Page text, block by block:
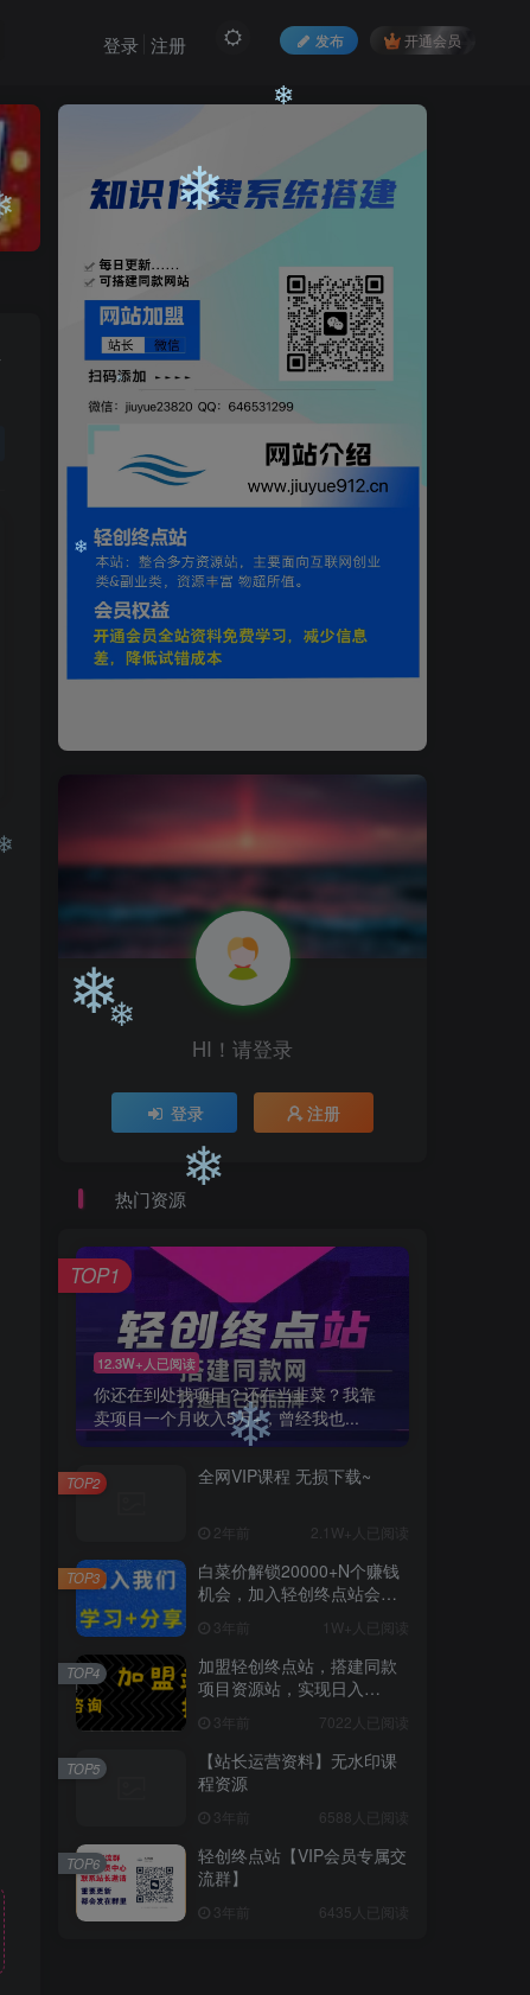
发布 开通会员
登录 注册
HI！请登录
登录 注册
热门资源
12.3W+人已阅读
你还在到处找项目？还在当韭菜？我靠
卖项目一个月收入5万+，曾经我也...
TOP1
全网VIP课程 无损下载~
2年前 2.1W+人已阅读
TOP2
白菜价解锁20000+N个赚钱
机会，加入轻创终点站会
3年前 1W+人已阅读
TOP3
加盟轻创终点站，搭建同款
项目资源站，实现日入
3年前 7022人已阅读
TOP4
【站长运营资料】无水印课
程资源
3年前 6588人已阅读
TOP5
轻创终点站【VIP会员专属交
流群】
3年前 6435人已阅读
TOP6
❄
❄
❄
❄
❄
❄